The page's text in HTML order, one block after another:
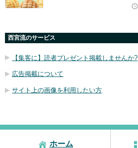
西宮流のサービス
【集客に】読者プレゼント掲載しませんか?
広告掲載について
サイト上の画像を利用したい方
ホーム